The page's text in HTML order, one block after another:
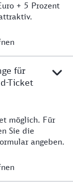
+ 5 Prozent
für
Ticket
möglich. Für
Sie die
angeben.